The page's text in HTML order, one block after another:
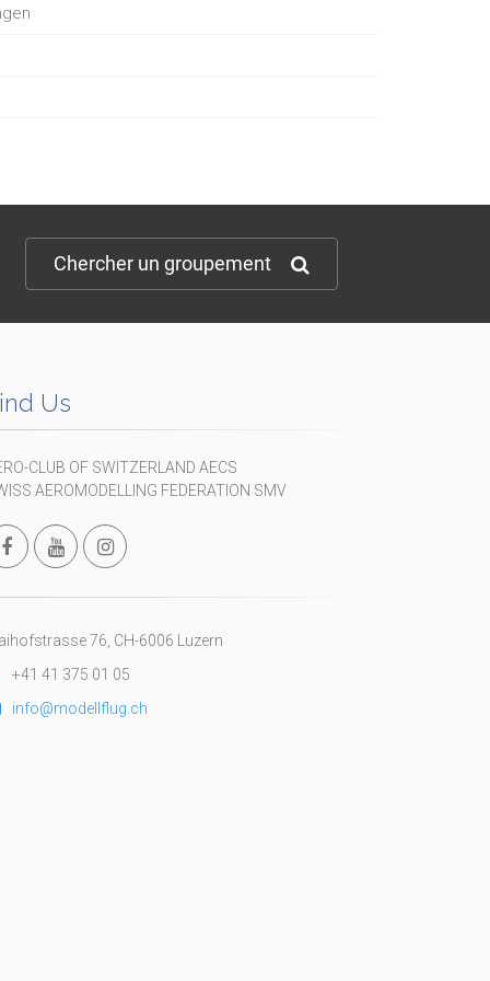
Chercher un groupement
Us
CLUB OF SWITZERLAND AECS
AEROMODELLING FEDERATION SMV
76, CH-6006 Luzern
+41 41 375 01 05
info@modellflug.ch